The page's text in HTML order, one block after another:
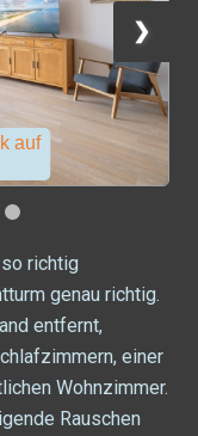
auf
❯
richtig
genau richtig.
entfernt,
einer
Wohnzimmer.
Rauschen